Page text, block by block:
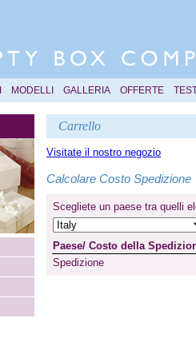
MODELLI GALLERIA OFFERTE
Carrello
Visitate il nostro negozio
Calcolare Costo Spedizione
Scegliete un paese tra quelli
Paese/ Costo della
Spedizione